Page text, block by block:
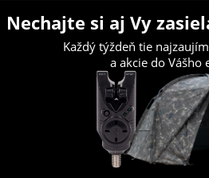
Nechajte si aj Vy
Každý týždeň tie
a akcie do Vášho